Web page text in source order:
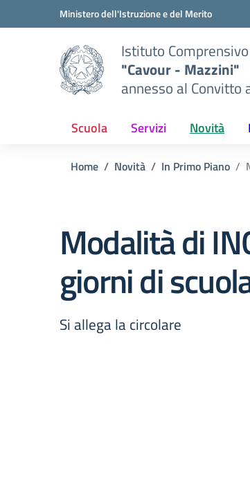
Vai ai contenuti
Vai al menu di navigazioneMinistero dell'Istruzione e del Merito
Istituto
"Cavour - Mazzini"
annesso al
Scuola Servizi Novità
Home Novità In Primo Piano
Modalità di
giorni di
Si allega la circolare